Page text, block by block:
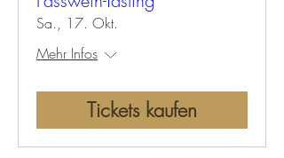
Sa., 17. Okt.
Mehr Infos
Tickets kaufen